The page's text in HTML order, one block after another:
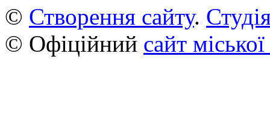
© Створення сайту.
© Офіційний сайт